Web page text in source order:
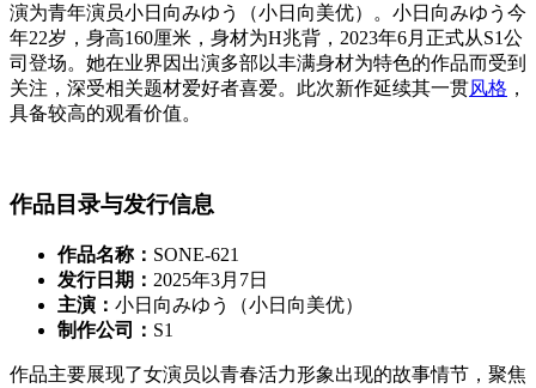
演为青年演员小日向みゆう（小日向美优）。小日向みゆう今
年22岁，身高160厘米，身材为H兆背，2023年6月正式从S1公
司登场。她在业界因出演多部以丰满身材为特色的作品而受到
关注，深受相关题材爱好者喜爱。此次新作延续其一贯风格 ，
具备较高的观看价值。
作品目录与发行信息
作品名称： SONE-621
发行日期： 2025年3月7日
主演： 小日向みゆう（小日向美优）
制作公司： S1
作品主要展现了女演员以青春活力形象出现的故事情节，聚焦